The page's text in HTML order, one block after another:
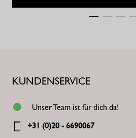
KUNDENSERVICE
Unser Team ist für dich da!
+31 (0)20 - 6690067